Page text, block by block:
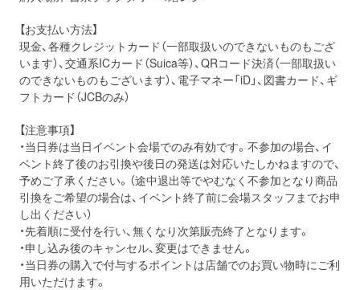
【お支払い方法】
現金、各種クレジットカード（一部取扱いのできないものもござ
います）、交通系ICカード（Suica等）、QRコード決済（一部取扱い
のできないものもございます）、電子マネー「iD」、図書カード、ギ
フトカード（JCBのみ）
【注意事項】
・当日券は当日イベント会場でのみ有効です。不参加の場合、イ
ベント終了後のお引換や後日の発送は対応いたしかねますので、
予めご了承ください。（途中退出等でやむなく不参加となり商品
引換をご希望の場合は、イベント終了前に会場スタッフまでお申
し出ください）
・先着順に受付を行い、無くなり次第販売終了となります。
・申し込み後のキャンセル、変更はできません。
・当日券の購入で付与するポイントは店舗でのお買い物時にご利
用いただけます。